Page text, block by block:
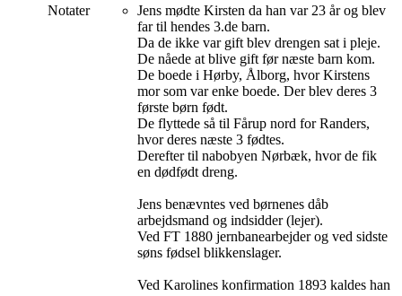
Notater
Jens mødte Kirsten da han var 23 år og blev
far til hendes 3.de barn.
Da de ikke var gift blev drengen sat i pleje.
De nåede at blive gift før næste barn kom.
De boede i Hørby, Ålborg, hvor Kirstens
mor som var enke boede. Der blev deres 3
første børn født.
De flyttede så til Fårup nord for Randers,
hvor deres næste 3 fødtes.
Derefter til nabobyen Nørbæk, hvor de fik
en dødfødt dreng.
Jens benævntes ved børnenes dåb
arbejdsmand og indsidder (lejer).
Ved FT 1880 jernbanearbejder og ved sidste
søns fødsel blikkenslager.
Ved Karolines konfirmation 1893 kaldes han